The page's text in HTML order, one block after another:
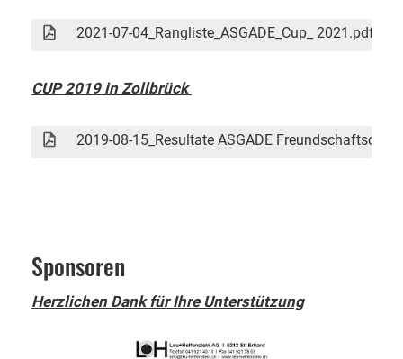
2021-07-04_Rangliste_ASGADE_Cup_ 2021.pdf
CUP 2019 in Zollbrück
2019-08-15_Resultate ASGADE
Sponsoren
Herzlichen Dank für Ihre Unterstützung